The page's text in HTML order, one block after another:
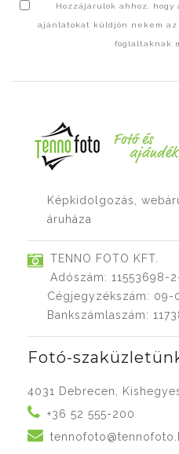
Hozzájárulok ahhoz,
ajánlatokat küldjön nekem az
foglaltaknak
Képkidolgozás,
áruháza
TENNO FOTO KFT.
Adószám: 11553698-
Cégjegyzékszám: 09-
Bankszámlaszám:
Fotó-
4031 Debrecen,
+36 52 555-200